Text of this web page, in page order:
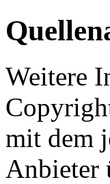
Weitere
mit dem
Anbieter